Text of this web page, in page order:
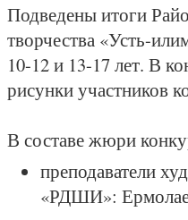
Подведены итоги
творчества «Усть-
10-12 и 13-17 лет. В
рисунки участников
В составе жюри
преподаватели
«РДШИ»: